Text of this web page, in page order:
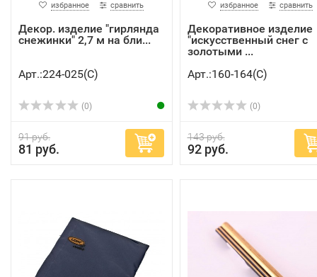
избранное сравнить
Декор. изделие "гирлянда
снежинки" 2,7 м на бли...
Арт.:224-025(C)
(0)
91 руб.
81 руб.
избранное сравнить
Декоративное изделие
"искусственный снег с
золотыми ...
Арт.:160-164(C)
(0)
143 руб.
92 руб.